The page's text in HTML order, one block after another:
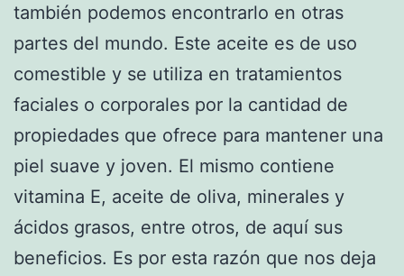
también podemos encontrarlo en otras
partes del mundo. Este aceite es de uso
comestible y se utiliza en tratamientos
faciales o corporales por la cantidad de
propiedades que ofrece para mantener una
piel suave y joven. El mismo contiene
vitamina E, aceite de oliva, minerales y
ácidos grasos, entre otros, de aquí sus
beneficios. Es por esta razón que nos deja